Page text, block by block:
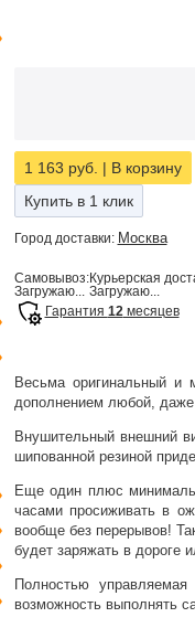
1 163 руб. | В корзину
Купить в 1 клик
Город доставки: Москва
Самовывоз:
Загружаю...
Курьерская
Загружаю...
Гарантия 12 месяцев
Весьма оригинальный и
дополнением любой, даже
Внушительный внешний
шипованной резиной
Еще один плюс
часами просиживать в
вообще без перерывов!
будет заряжать в дороге
Полностью
возможность выполнять